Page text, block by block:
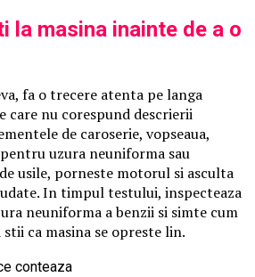
la masina inainte de a o
fa o trecere atenta pe langa
care nu corespund descrierii
de caroserie, vopseaua,
uzura neuniforma sau
usile, porneste motorul si asculta
In timpul testului, inspecteaza
neuniforma a benzii si simte cum
ca masina se opreste lin.
conteaza